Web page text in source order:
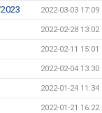
2022-03-03 17:09
2022-02-28 13:02
2022-02-11 15:01
2022-02-04 13:30
2022-01-24 11:34
2022-01-21 16:22